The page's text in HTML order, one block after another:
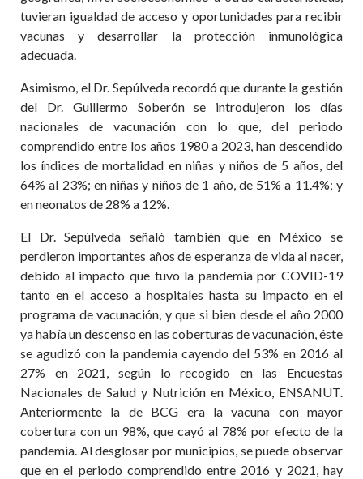
tuvieran igualdad de acceso y oportunidades para recibir
vacunas y desarrollar la protección inmunológica
adecuada.
Asimismo, el Dr. Sepúlveda recordó que durante la gestión
del Dr. Guillermo Soberón se introdujeron los días
nacionales de vacunación con lo que, del periodo
comprendido entre los años 1980 a 2023, han descendido
los índices de mortalidad en niñas y niños de 5 años, del
64% al 23%; en niñas y niños de 1 año, de 51% a 11.4%; y
en neonatos de 28% a 12%.
El Dr. Sepúlveda señaló también que en México se
perdieron importantes años de esperanza de vida al nacer,
debido al impacto que tuvo la pandemia por COVID-19
tanto en el acceso a hospitales hasta su impacto en el
programa de vacunación, y que si bien desde el año 2000
ya había un descenso en las coberturas de vacunación, éste
se agudizó con la pandemia cayendo del 53% en 2016 al
27% en 2021, según lo recogido en las Encuestas
Nacionales de Salud y Nutrición en México, ENSANUT.
Anteriormente la de BCG era la vacuna con mayor
cobertura con un 98%, que cayó al 78% por efecto de la
pandemia. Al desglosar por municipios, se puede observar
que en el periodo comprendido entre 2016 y 2021, hay